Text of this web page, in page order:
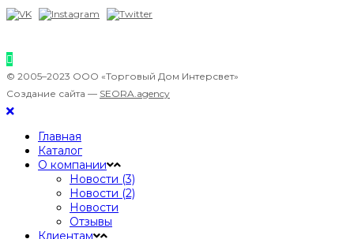
© 2005–2023 ООО «Торговый Дом Интерсвет»
Создание сайта — SEORA.agency
Главная
Каталог
О компании
Новости (3)
Новости (2)
Новости
Отзывы
Клиентам